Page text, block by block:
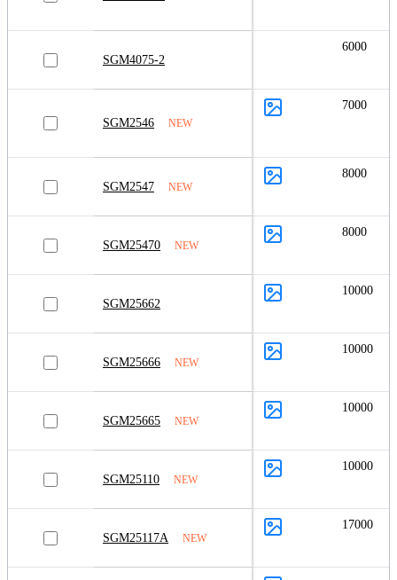
SGM4075-2
6000
SGM2546 NEW
7000
SGM2547 NEW
8000
SGM25470 NEW
8000
SGM25662
10000
SGM25666 NEW
10000
SGM25665 NEW
10000
SGM25110 NEW
10000
SGM25117A NEW
17000